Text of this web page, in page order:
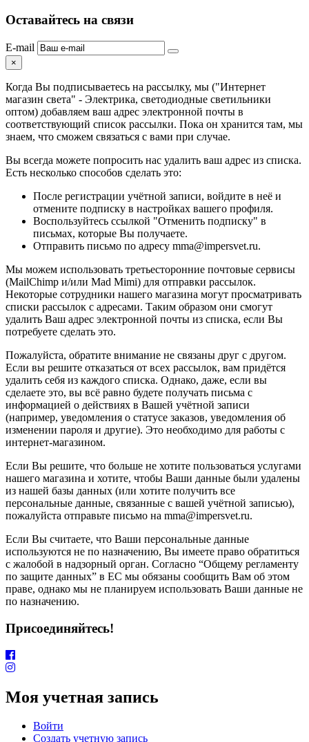
Оставайтесь на связи
E-mail
×
Когда Вы подписываетесь на рассылку, мы ("Интернет
магазин света" - Электрика, светодиодные светильники
оптом) добавляем ваш адрес электронной почты в
соответствующий список рассылки. Пока он хранится там, мы
знаем, что сможем связаться с вами при случае.
Вы всегда можете попросить нас удалить ваш адрес из списка.
Есть несколько способов сделать это:
После регистрации учётной записи, войдите в неё и
отмените подписку в настройках вашего профиля.
Воспользуйтесь ссылкой "Отменить подписку" в
письмах, которые Вы получаете.
Отправить письмо по адресу mma@impersvet.ru.
Мы можем использовать третьесторонние почтовые сервисы
(MailChimp и/или Mad Mimi) для отправки рассылок.
Некоторые сотрудники нашего магазина могут просматривать
списки рассылок с адресами. Таким образом они смогут
удалить Ваш адрес электронной почты из списка, если Вы
потребуете сделать это.
Пожалуйста, обратите внимание не связаны друг с другом.
Если вы решите отказаться от всех рассылок, вам придётся
удалить себя из каждого списка. Однако, даже, если вы
сделаете это, вы всё равно будете получать письма с
информацией о действиях в Вашей учётной записи
(например, уведомления о статусе заказов, уведомления об
изменении пароля и другие). Это необходимо для работы с
интернет-магазином.
Если Вы решите, что больше не хотите пользоваться услугами
нашего магазина и хотите, чтобы Ваши данные были удалены
из нашей базы данных (или хотите получить все
персональные данные, связанные с вашей учётной записью),
пожалуйста отправьте письмо на mma@impersvet.ru.
Если Вы считаете, что Ваши персональные данные
используются не по назначению, Вы имеете право обратиться
с жалобой в надзорный орган. Согласно “Общему регламенту
по защите данных” в ЕС мы обязаны сообщить Вам об этом
праве, однако мы не планируем использовать Ваши данные не
по назначению.
Присоединяйтесь!
Моя учетная запись
Войти
Создать учетную запись